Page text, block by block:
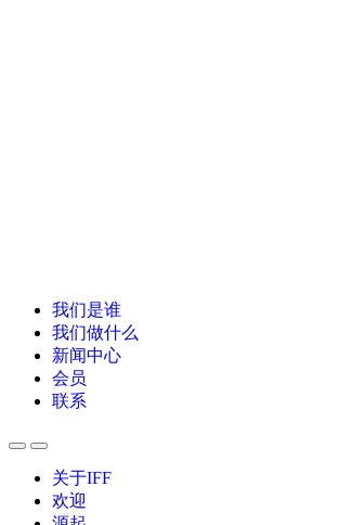
我们是谁
我们做什么
新闻中心
会员
联系
关于IFF
欢迎